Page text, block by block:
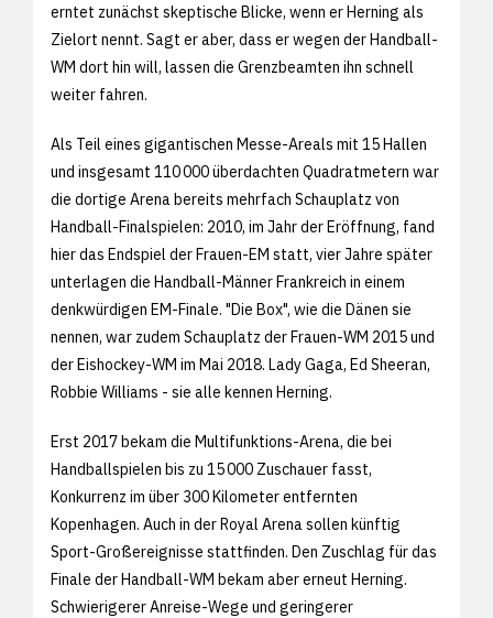
erntet zunächst skeptische Blicke, wenn er Herning als
Zielort nennt. Sagt er aber, dass er wegen der Handball-
WM dort hin will, lassen die Grenzbeamten ihn schnell
weiter fahren.
Als Teil eines gigantischen Messe-Areals mit 15 Hallen
und insgesamt 110 000 überdachten Quadratmetern war
die dortige Arena bereits mehrfach Schauplatz von
Handball-Finalspielen: 2010, im Jahr der Eröffnung, fand
hier das Endspiel der Frauen-EM statt, vier Jahre später
unterlagen die Handball-Männer Frankreich in einem
denkwürdigen EM-Finale. "Die Box", wie die Dänen sie
nennen, war zudem Schauplatz der Frauen-WM 2015 und
der Eishockey-WM im Mai 2018. Lady Gaga, Ed Sheeran,
Robbie Williams - sie alle kennen Herning.
Erst 2017 bekam die Multifunktions-Arena, die bei
Handballspielen bis zu 15 000 Zuschauer fasst,
Konkurrenz im über 300 Kilometer entfernten
Kopenhagen. Auch in der Royal Arena sollen künftig
Sport-Großereignisse stattfinden. Den Zuschlag für das
Finale der Handball-WM bekam aber erneut Herning.
Schwierigerer Anreise-Wege und geringerer